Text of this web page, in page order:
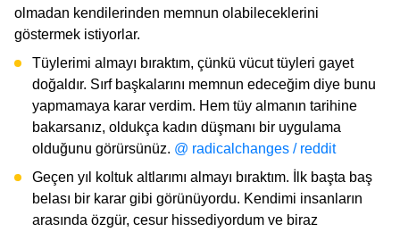
olmadan kendilerinden memnun olabileceklerini
göstermek istiyorlar.
Tüylerimi almayı bıraktım, çünkü vücut tüyleri gayet
doğaldır. Sırf başkalarını memnun edeceğim diye bunu
yapmamaya karar verdim. Hem tüy almanın tarihine
bakarsanız, oldukça kadın düşmanı bir uygulama
olduğunu görürsünüz. @ radicalchanges / reddit
Geçen yıl koltuk altlarımı almayı bıraktım. İlk başta baş
belası bir karar gibi görünüyordu. Kendimi insanların
arasında özgür, cesur hissediyordum ve biraz